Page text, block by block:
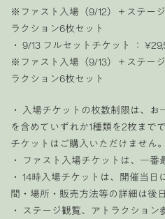
※ファスト入場（9/12）＋ステー
ラクション6枚セット
・ 9/13 フルセットチケット ：
※ファスト入場（9/13）＋ステー
ラクション6枚セット
・ 入場チケットの枚数制限は、
を含めていずれか1種類を2枚まで
チケットはご購入いただけません。
・ ファスト入場チケットは、一番
・ 14時入場チケットは、開催当
間・場所・販売方法等の詳細は後
・ ステージ観覧、アトラクショ